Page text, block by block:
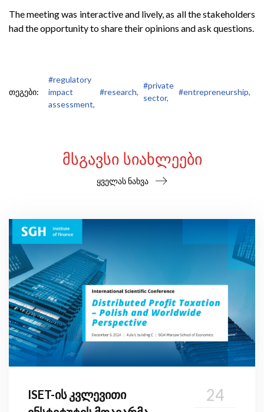
The meeting was interactive and lively, as all the stakeholders
had the opportunity to share their opinions and ask questions.
თეგები:
#regulatory
impact
assessment,
#research,
#private
sector,
#entrepreneurship,
ᲛᲡᲒᲐᲕᲡᲘ ᲡᲘᲐᲮᲚᲔᲔᲑᲘ
ყველას ნახვა
ISET-ის კვლევითი
24